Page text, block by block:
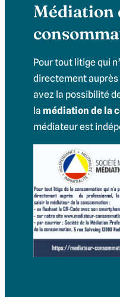
Médiation
Pour tout litige qui
directement
avez la possibilité
la médiation de la
médiateur est